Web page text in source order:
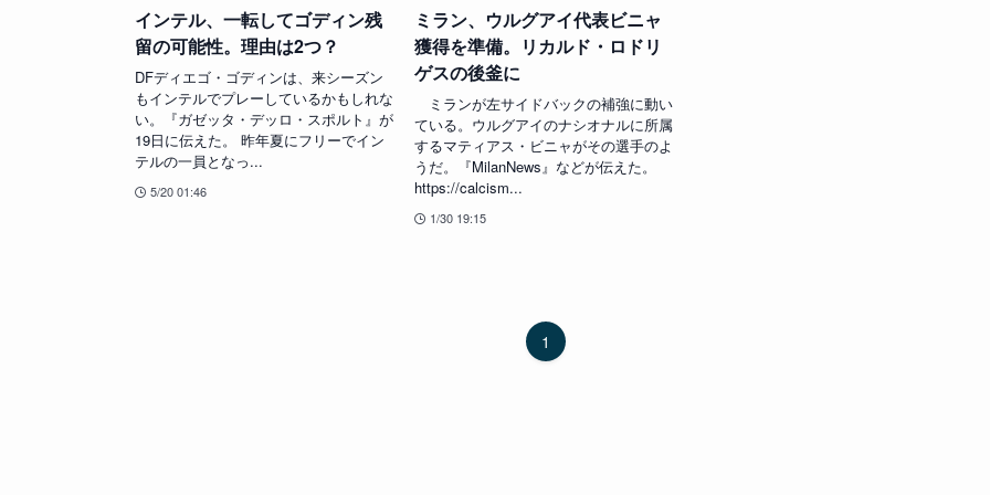
インテル、一転してゴディン残
留の可能性。理由は2つ？
DFディエゴ・ゴディンは、来シーズン
もインテルでプレーしているかもしれな
い。『ガゼッタ・デッロ・スポルト』が
19日に伝えた。 昨年夏にフリーでイン
テルの一員となっ...
5/20 01:46
ミラン、ウルグアイ代表ビニャ
獲得を準備。リカルド・ロドリ
ゲスの後釜に
ミランが左サイドバックの補強に動い
ている。ウルグアイのナシオナルに所属
するマティアス・ビニャがその選手のよ
うだ。『MilanNews』などが伝えた。
https://calcism...
1/30 19:15
1